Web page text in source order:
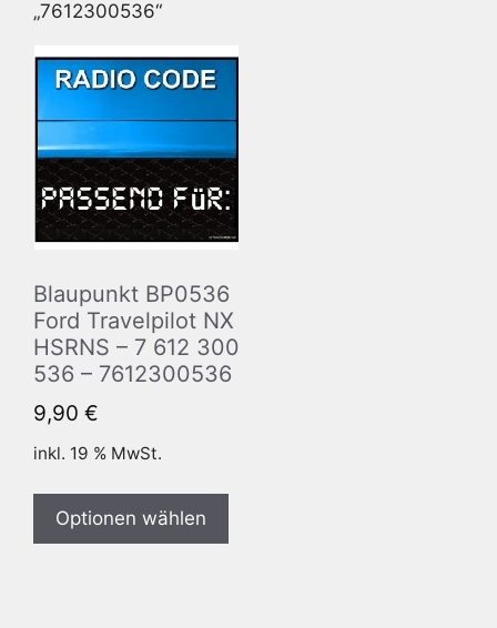
„7612300536“
Blaupunkt BP0536
Ford Travelpilot NX
HSRNS – 7 612 300
536 – 7612300536
9,90 €
inkl. 19 % MwSt.
Optionen wählen